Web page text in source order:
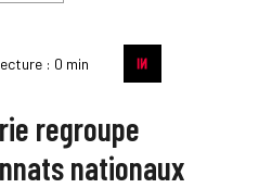
: 0 min
regroupe
nationaux